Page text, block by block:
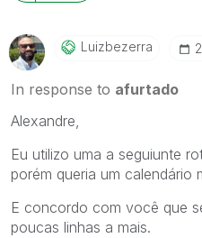
Luizbezerra
In response to afurtado
Alexandre,
Eu utilizo uma a seguiunte
porém queria um calendário
E concordo com você que
poucas linhas a mais.